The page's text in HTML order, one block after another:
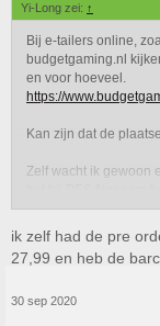
Yi-Long zei: ↑
Bij e-tailers online,
budgetgaming.nl
en voor hoeveel.
https://
Kan zijn dat de
Zelf wacht ik gewoon
het bij PES fijner om
ik zelf had de pre
27,99 en heb de
30 sep 2020